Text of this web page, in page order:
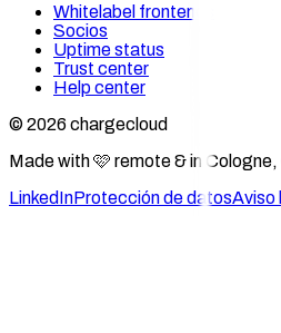
Whitelabel frontends
Socios
Uptime status
Trust center
Help center
© 2026 chargecloud
Made with 🩷 remote & in
LinkedInProtección de datosAviso